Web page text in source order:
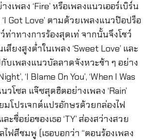
งเพลง ‘Fire’ หรือเพลงแนวเออร์เบิร์น
Got Love’ ตามด้วยเพลงแนวป๊อปร็อ
ชว์ท่าทางการร้องสุดเท่ จากนั้นจึงโชว์
สียงสูงต่ำในเพลง ‘Sweet Love’ และ
บเพลงแนวบัลลาดจังหวะช้า ๆ อย่าง
‘I Blame On You’, ‘When I Was
วโซล แจ๊ซสุดฮิตอย่างเพลง ‘Rain’
มโปรเจกต์แปรอักษรด้วยกล่องไฟ
ะชื่อย่อของเธอ ‘TY’ ส่องสว่างสวย
ไฟสีชมพู (เธอบอกว่า “ตอนร้องเพลง